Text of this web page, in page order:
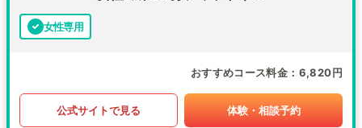
女性専用
おすすめコース料金 6,820円
公式サイトで見る 体験・相談予約